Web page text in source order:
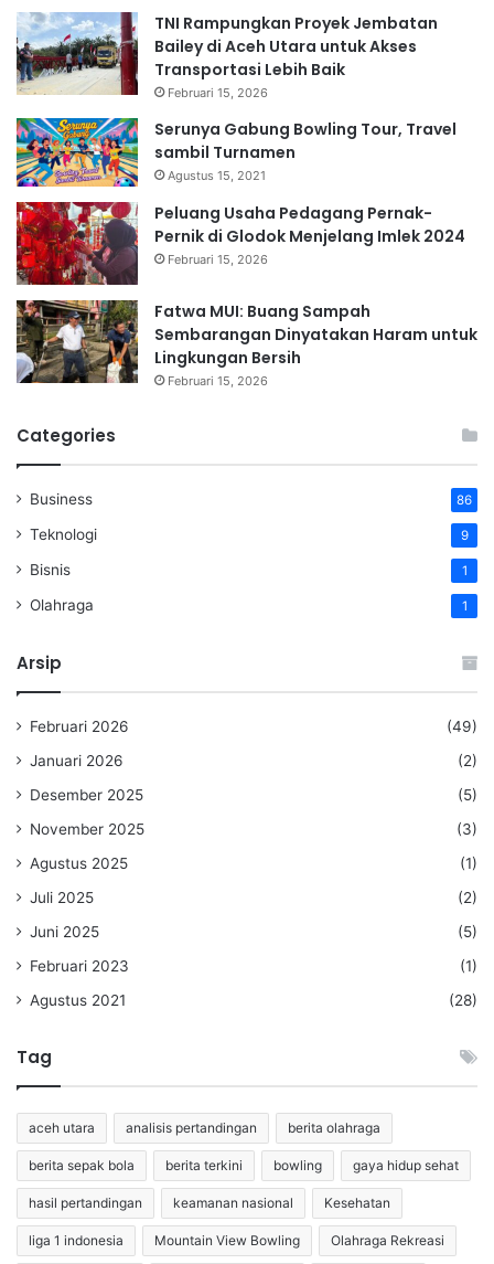
TNI Rampungkan Proyek Jembatan
Bailey di Aceh Utara untuk Akses
Transportasi Lebih Baik
Februari 15, 2026
Serunya Gabung Bowling Tour, Travel
sambil Turnamen
Agustus 15, 2021
Peluang Usaha Pedagang Pernak-
Pernik di Glodok Menjelang Imlek 2024
Februari 15, 2026
Fatwa MUI: Buang Sampah
Sembarangan Dinyatakan Haram untuk
Lingkungan Bersih
Februari 15, 2026
Categories
Business 86
Teknologi 9
Bisnis 1
Olahraga 1
Arsip
Februari 2026
(49)
Januari 2026
(2)
Desember 2025
(5)
November 2025
(3)
Agustus 2025
(1)
Juli 2025
(2)
Juni 2025
(5)
Februari 2023
(1)
Agustus 2021
(28)
Tag
aceh utara analisis pertandingan berita olahraga
berita sepak bola berita terkini bowling gaya hidup sehat
hasil pertandingan keamanan nasional Kesehatan
liga 1 indonesia Mountain View Bowling Olahraga Rekreasi